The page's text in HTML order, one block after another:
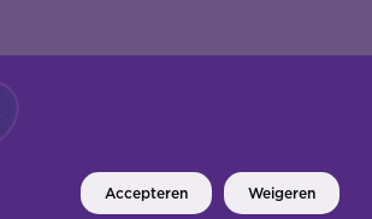
Weigeren
Accepteren